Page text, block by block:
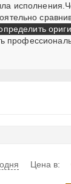
Цена в: